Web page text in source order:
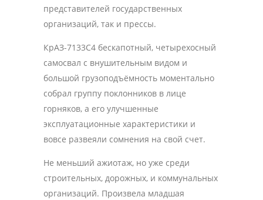
представителей государственных
организаций, так и прессы.
КрАЗ-7133С4 бескапотный, четырехосный
самосвал с внушительным видом и
большой грузоподъёмность моментально
собрал группу поклонников в лице
горняков, а его улучшенные
эксплуатационные характеристики и
вовсе развеяли сомнения на свой счет.
Не меньший ажиотаж, но уже среди
строительных, дорожных, и коммунальных
организаций. Произвела младшая